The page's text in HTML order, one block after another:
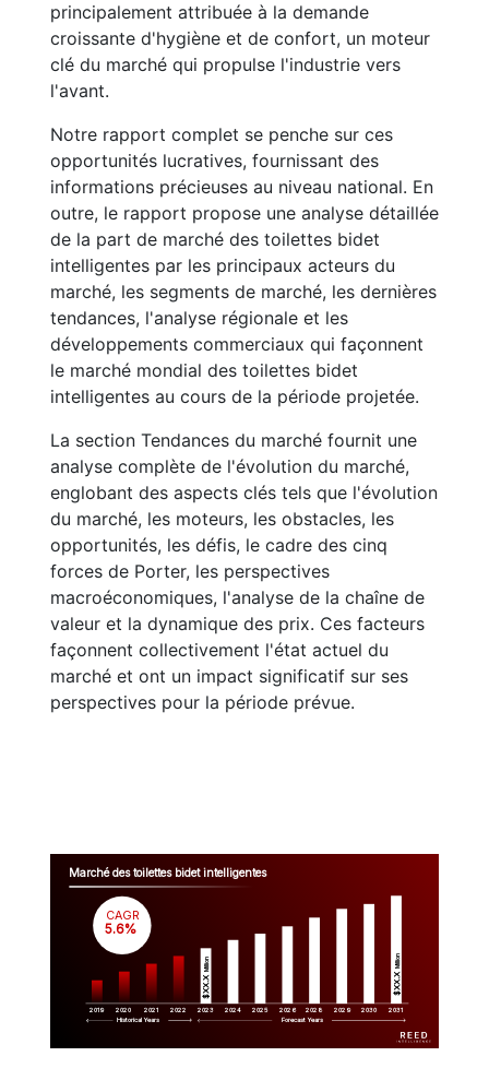
principalement attribuée à la demande
croissante d'hygiène et de confort, un moteur
clé du marché qui propulse l'industrie vers
l'avant.
Notre rapport complet se penche sur ces
opportunités lucratives, fournissant des
informations précieuses au niveau national. En
outre, le rapport propose une analyse détaillée
de la part de marché des toilettes bidet
intelligentes par les principaux acteurs du
marché, les segments de marché, les dernières
tendances, l'analyse régionale et les
développements commerciaux qui façonnent
le marché mondial des toilettes bidet
intelligentes au cours de la période projetée.
La section Tendances du marché fournit une
analyse complète de l'évolution du marché,
englobant des aspects clés tels que l'évolution
du marché, les moteurs, les obstacles, les
opportunités, les défis, le cadre des cinq
forces de Porter, les perspectives
macroéconomiques, l'analyse de la chaîne de
valeur et la dynamique des prix. Ces facteurs
façonnent collectivement l'état actuel du
marché et ont un impact significatif sur ses
perspectives pour la période prévue.
Marché des toilettes bidet intelligentes
2019 2020 2021 2022 2023 2024 2025 2026 2028 2029 2030 2031
$XX.X
Million
$XX.X
Million
CAGR
5.6%
Historical Years Forecast Years